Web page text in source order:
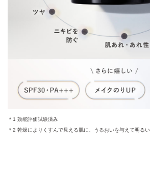
＊1 効能評価試験済み
＊2 乾燥によりくすんで見える肌に、うるおいを与えて明るい